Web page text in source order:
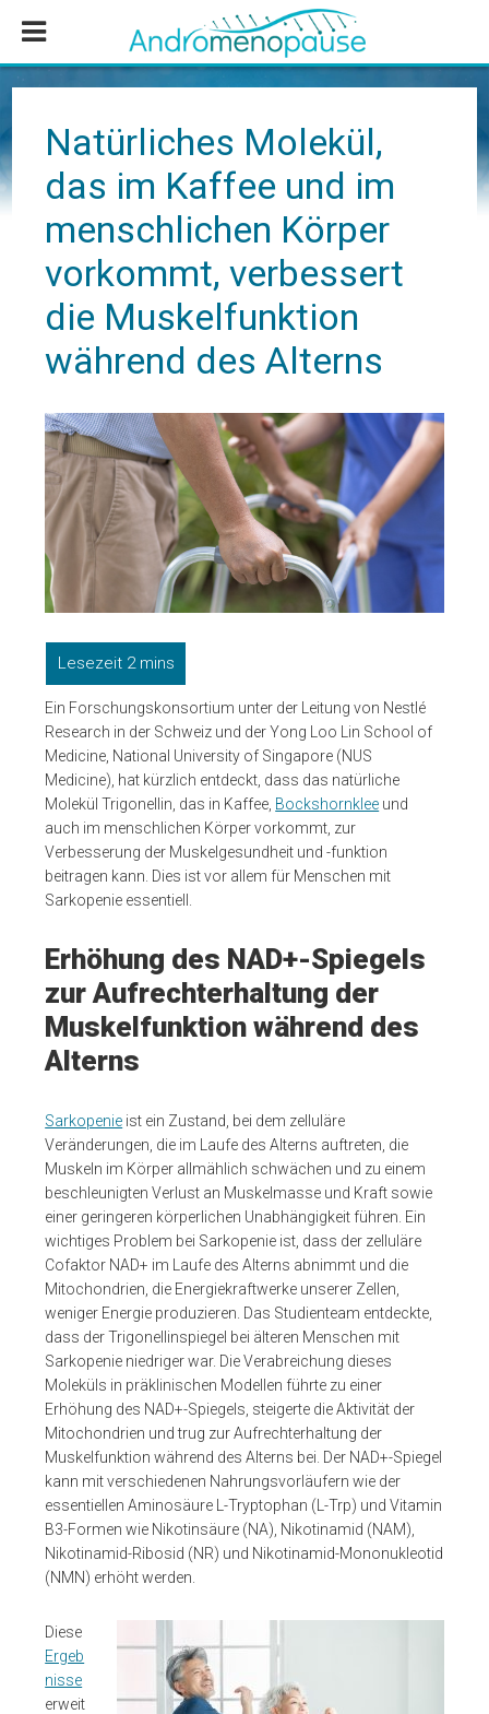
Inhalt
springen
Seitenspalte
springen
Fußzeile
springen
Natürliches Molekül,
das im Kaffee und im
menschlichen Körper
vorkommt, verbessert
die Muskelfunktion
während des Alterns
Ein Forschungskonsortium unter der Leitung von Nestlé
Research in der Schweiz und der Yong Loo Lin School of
Medicine, National University of Singapore (NUS
Medicine), hat kürzlich entdeckt, dass das natürliche
Molekül Trigonellin, das in Kaffee, Bockshornklee und
auch im menschlichen Körper vorkommt, zur
Verbesserung der Muskelgesundheit und -funktion
beitragen kann. Dies ist vor allem für Menschen mit
Sarkopenie essentiell.
Erhöhung des NAD+-Spiegels
zur Aufrechterhaltung der
Muskelfunktion während des
Alterns
Sarkopenie ist ein Zustand, bei dem zelluläre
Veränderungen, die im Laufe des Alterns auftreten, die
Muskeln im Körper allmählich schwächen und zu einem
beschleunigten Verlust an Muskelmasse und Kraft sowie
einer geringeren körperlichen Unabhängigkeit führen. Ein
wichtiges Problem bei Sarkopenie ist, dass der zelluläre
Cofaktor NAD+ im Laufe des Alterns abnimmt und die
Mitochondrien, die Energiekraftwerke unserer Zellen,
weniger Energie produzieren. Das Studienteam entdeckte,
dass der Trigonellinspiegel bei älteren Menschen mit
Sarkopenie niedriger war. Die Verabreichung dieses
Moleküls in präklinischen Modellen führte zu einer
Erhöhung des NAD+-Spiegels, steigerte die Aktivität der
Mitochondrien und trug zur Aufrechterhaltung der
Muskelfunktion während des Alterns bei. Der NAD+-Spiegel
kann mit verschiedenen Nahrungsvorläufern wie der
essentiellen Aminosäure L-Tryptophan (L-Trp) und Vitamin
B3-Formen wie Nikotinsäure (NA), Nikotinamid (NAM),
Nikotinamid-Ribosid (NR) und Nikotinamid-Mononukleotid
(NMN) erhöht werden.
Diese
Ergeb
nisse
erweit